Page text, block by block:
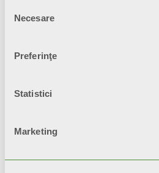
consimțământului
Necesare
Preferinţe
Statistici
Marketing